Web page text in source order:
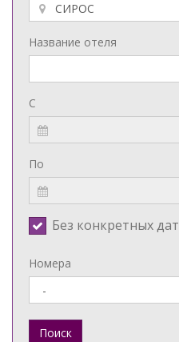
Название отеля
С
По
Без конкретных дат
Номера
Поиск